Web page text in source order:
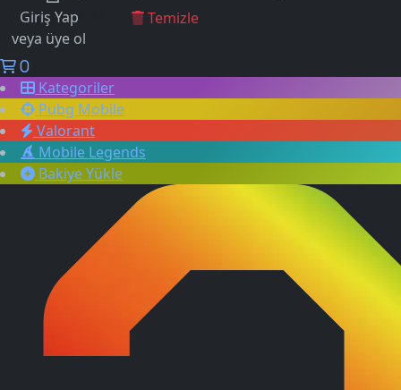
GEÇMİŞ ARAMALAR
Temizle
Giriş Yap
veya üye ol
0
Kategoriler
Pubg Mobile
Valorant
Mobile Legends
Bakiye Yükle